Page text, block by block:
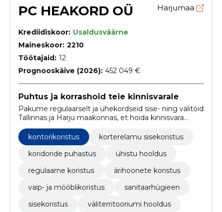
PC HEAKORD OÜ Harjumaa
Krediidiskoor: Usaldusväärne
Maineskoor: 2210
Töötajaid: 12
Prognooskäive (2026): 452 049 €
Puhtus ja korrashoid teie kinnisvarale
Pakume regulaarselt ja ühekordseid sise- ning välitöid
Tallinnas ja Harju maakonnas, et hoida kinnisvara
kohalik teenindus.
kontorikoristus
korterelamu sisekoristus
koridoride puhastus
ühistu hooldus
regulaarne koristus
ärihoonete koristus
vaip- ja mööblikoristus
sanitaarhügieen
sisekoristus
väliterritooriumi hooldus